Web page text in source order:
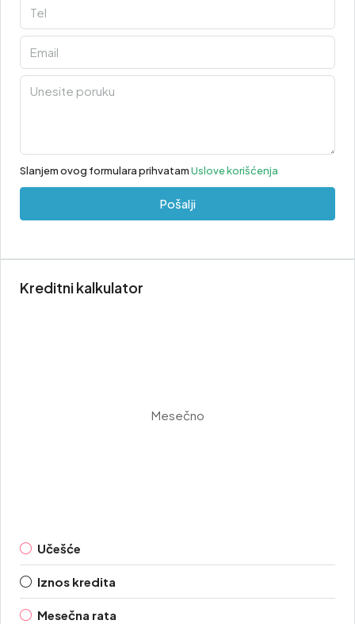
Slanjem ovog formulara prihvatamUslove korišćenja
Pošalji
Kreditni kalkulator
Mesečno
Učešće
Iznos kredita
Mesečna rata